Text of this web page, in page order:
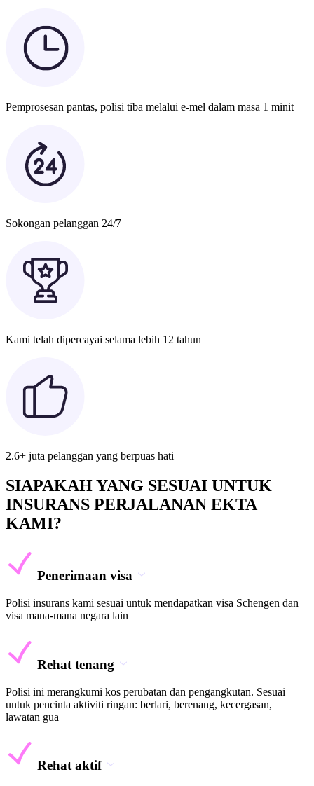
Pemprosesan pantas, polisi tiba melalui e-mel dalam masa 1 minit
Sokongan pelanggan 24/7
Kami telah dipercayai selama lebih 12 tahun
2.6+ juta pelanggan yang berpuas hati
SIAPAKAH YANG SESUAI UNTUK
INSURANS PERJALANAN EKTA
KAMI?
Penerimaan visa
Polisi insurans kami sesuai untuk mendapatkan visa Schengen dan
visa mana-mana negara lain
Rehat tenang
Polisi ini merangkumi kos perubatan dan pengangkutan. Sesuai
untuk pencinta aktiviti ringan: berlari, berenang, kecergasan,
lawatan gua
Rehat aktif